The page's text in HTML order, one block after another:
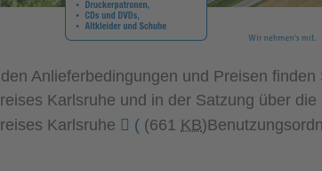
Anlieferbedingungen und Preisen
Karlsruhe und in der Satzung über
Karlsruhe
( (661 KB)